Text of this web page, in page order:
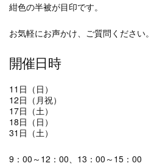
紺色の半被が目印です。
お気軽にお声かけ、ご質問ください。
開催日時
11日（日）
12日（月祝）
17日（土）
18日（日）
31日（土）
9：00～12：00、13：00～15：00